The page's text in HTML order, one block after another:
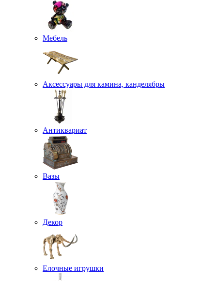
Мебель
Аксессуары для камина, канделябры
Антиквариат
Вазы
Декор
Елочные игрушки